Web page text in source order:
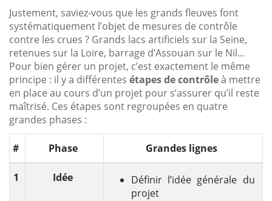
Justement, saviez-vous que les grands fleuves font
systématiquement l’objet de mesures de contrôle
contre les crues ? Grands lacs artificiels sur la Seine,
retenues sur la Loire, barrage d’Assouan sur le Nil...
Pour bien gérer un projet, c’est exactement le même
principe : il y a différentes étapes de contrôleà mettre
en place au cours d’un projet pour s’assurer qu’il reste
maîtrisé. Ces étapes sont regroupées en quatre
grandes phases :
# Phase Grandes lignes
1 Idée
Définir l’idée générale du
projet